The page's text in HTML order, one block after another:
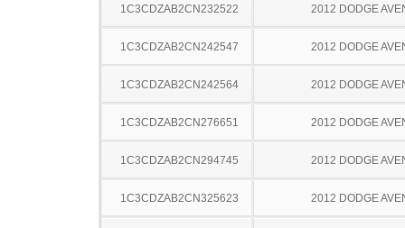
1C3CDZAB2CN232522 2012 DODGE
1C3CDZAB2CN242547 2012 DODGE
1C3CDZAB2CN242564 2012 DODGE
1C3CDZAB2CN276651 2012 DODGE
1C3CDZAB2CN294745 2012 DODGE
1C3CDZAB2CN325623 2012 DODGE